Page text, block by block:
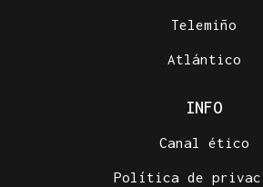
Telemiño
Atlántico
INFO
Canal ético
Política de